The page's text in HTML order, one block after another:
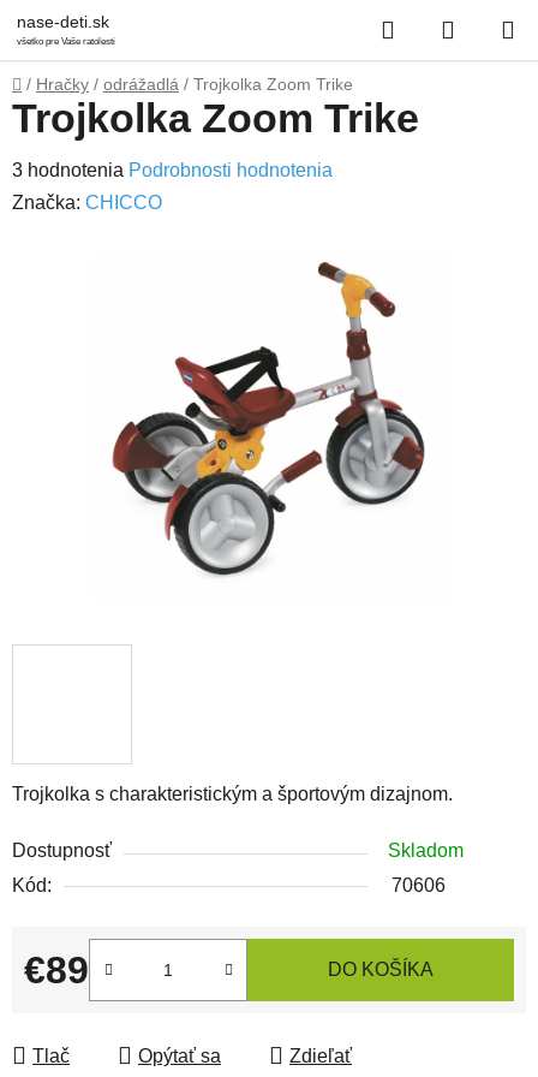
na
obsah
nase-deti.sk
všetko pre Vaše ratolesti
Hľadať
KOŠÍK
Domov
/ Hračky / odrážadlá / Trojkolka Zoom Trike
Trojkolka s charakteristickým a športovým dizajnom.
Dostupnosť
Skladom
Kód:
70606
€89
Jednotková cena:
DO KOŠÍKA
Tlač Opýtať sa Zdieľať
Trojkolka Zoom Trike
Priemerné
hodnotenie
3 hodnotenia Podrobnosti hodnotenia
Značka: CHICCO